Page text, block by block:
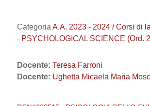
Categoria A.A. 2023 - 2024 / Corsi di
- PSYCHOLOGICAL SCIENCE (Ord.
Docente: Teresa Farroni
Docente: Ughetta Micaela Maria